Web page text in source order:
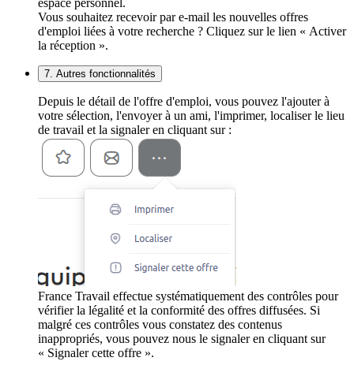
espace personnel.
Vous souhaitez recevoir par e-mail les nouvelles offres
d'emploi liées à votre recherche ? Cliquez sur le lien « Activer
la réception ».
7. Autres fonctionnalités
Depuis le détail de l'offre d'emploi, vous pouvez l'ajouter à
votre sélection, l'envoyer à un ami, l'imprimer, localiser le lieu
de travail et la signaler en cliquant sur :
France Travail effectue systématiquement des contrôles pour
vérifier la légalité et la conformité des offres diffusées. Si
malgré ces contrôles vous constatez des contenus
inappropriés, vous pouvez nous le signaler en cliquant sur
« Signaler cette offre ».